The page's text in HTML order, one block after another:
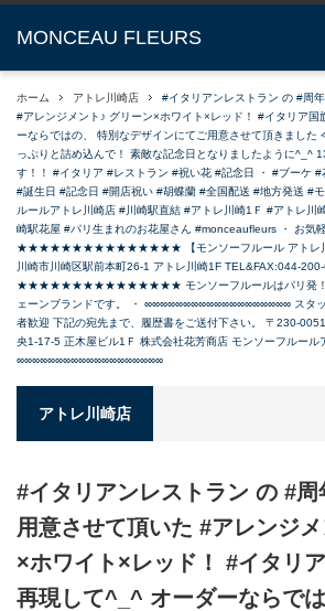
ホーム アトレ川崎店
#イタリアンレストラン の #周
#アレンジメント♪ グリーン×ホワイト×レッド！ #イタリア
ーならではの、 特別なデザインにてご用意させて頂きました
っぷりと詰め込んで！ 素敵な記念日となりましたように^_^
す！！ #イタリア #レストラン #祝い花 #記念日 ・ #ブーケ #
#誕生日 #記念日 #開店祝い #胡蝶蘭 #全国配送 #地方発送 #
ルールアトレ川崎店 #川崎駅直結 #アトレ川崎1Ｆ #アトレ川
崎駅花屋 #パリ生まれのお花屋さん #monceaufleurs ・ お気
★★★★★★★★★★★★★★★ 【モンソーフルール アトレ川
川崎市川崎区駅前本町26-1 アトレ川崎1F TEL&FAX:044-
★★★★★★★★★★★★★★★ モンソーフルールはパリ発！ ヨ
ェーンブランドです。 ・ ∞∞∞∞∞∞∞∞∞∞∞∞∞∞∞∞∞∞∞ スタ
者歓迎 下記の宛先まで、履歴書をご送付下さい。 〒230-
央1-17-5 正木屋ビル1Ｆ 株式会社花芳商店 モンソーフルール
∞∞∞∞∞∞∞∞∞∞∞∞∞∞∞∞∞∞∞
アトレ川崎店
#イタリアンレストラン の #
用意させて頂いた #アレンジ
×ホワイト×レッド！ #イタリ
再現して^_^ オーダーならで